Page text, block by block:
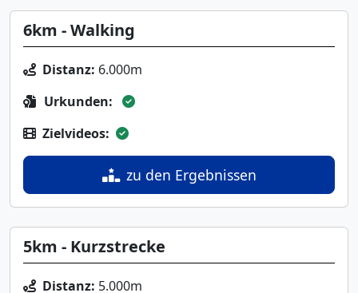
6km - Walking
Distanz: 6.000m
Urkunden:
Zielvideos:
zu den Ergebnissen
5km - Kurzstrecke
Distanz: 5.000m